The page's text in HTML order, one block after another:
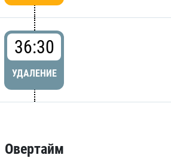
36:30
УДАЛЕНИЕ
Овертайм